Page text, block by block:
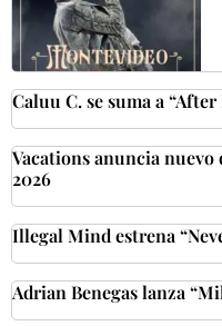
Caluu C. se suma a
Vacations anuncia nuevo
2026
Illegal Mind estrena
Adrian Benegas lanza